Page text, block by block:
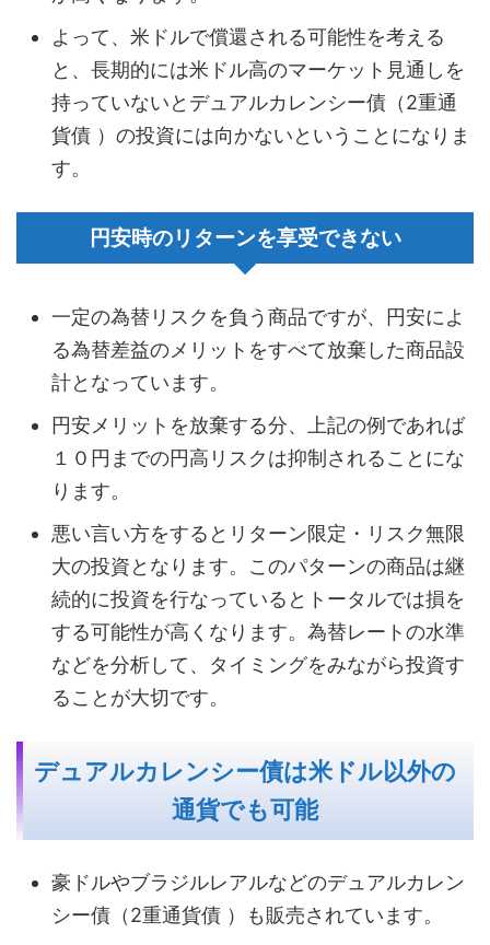
よって、米ドルで償還される可能性を考える
と、長期的には米ドル高のマーケット見通しを
持っていないとデュアルカレンシー債（2重通
貨債 ）の投資には向かないということになりま
す。
円安時のリターンを享受できない
一定の為替リスクを負う商品ですが、円安によ
る為替差益のメリットをすべて放棄した商品設
計となっています。
円安メリットを放棄する分、上記の例であれば
１０円までの円高リスクは抑制されることにな
ります。
悪い言い方をするとリターン限定・リスク無限
大の投資となります。このパターンの商品は継
続的に投資を行なっているとトータルでは損を
する可能性が高くなります。為替レートの水準
などを分析して、タイミングをみながら投資す
ることが大切です。
デュアルカレンシー債は米ドル以外の
通貨でも可能
豪ドルやブラジルレアルなどのデュアルカレン
シー債（2重通貨債 ）も販売されています。